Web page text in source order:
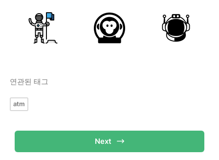
연관된 태그
atm
Next